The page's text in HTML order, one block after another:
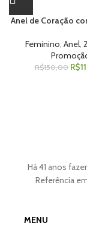
Anel de Coração
Feminino, Anel,
R$150,00 R$
Há 41 anos
Referência
MENU